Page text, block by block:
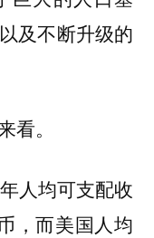
及不断升级的
看。
人均可支配收
，而美国人均